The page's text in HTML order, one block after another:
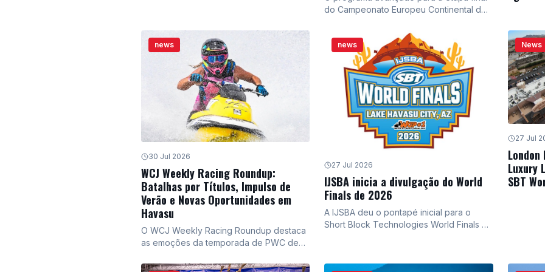
e desempenho para os entusiastas de jet
skis.
do Campeonato Europeu Continental de
foi divulgado. A competição, que
acontecerá de 4 a 6 de setembro,
promete disputas acirradas em doze
categorias, com vários títulos ainda em
aberto.
news
30 Jul 2026
WCJ Weekly Racing Roundup:
Batalhas por Títulos, Impulso de
Verão e Novas Oportunidades em
Havasu
O WCJ Weekly Racing Roundup destaca
as emoções da temporada de PWC de
possíveis novas classes nas Finais
news
27 Jul 2026
IJSBA inicia a divulgação do World
Finals de 2026
A IJSBA deu o pontapé inicial para o
Short Block Technologies World Finals de
News
27 Jul
Luxury
SBT